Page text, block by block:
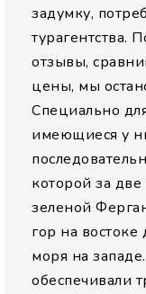
задумку,
турагентства.
отзывы,
цены, мы
Специально
имеющиеся у
которой за
зеленой
гор на
моря на
обеспечивали